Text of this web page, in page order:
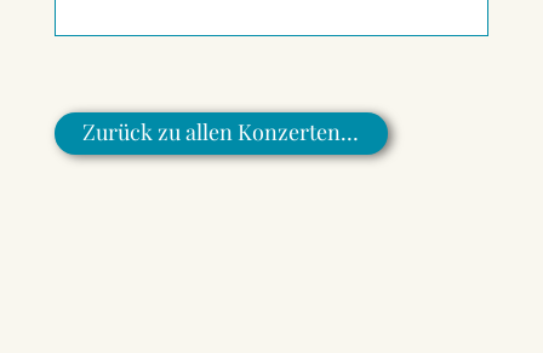
Zurück zu allen Konzerten…